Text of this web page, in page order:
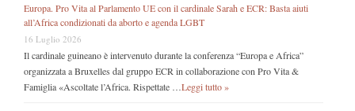
Europa. Pro Vita al Parlamento UE con il cardinale Sarah e ECR: Basta aiuti
all’Africa condizionati da aborto e agenda LGBT
16 Luglio 2026
Il cardinale guineano è intervenuto durante la conferenza “Europa e Africa”
organizzata a Bruxelles dal gruppo ECR in collaborazione con Pro Vita &
Famiglia «Ascoltate l’Africa. Rispettate … Leggi tutto »